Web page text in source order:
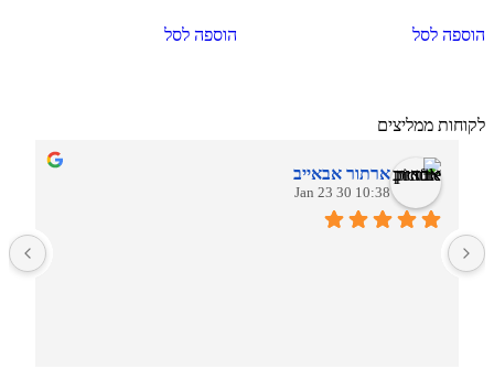
הוספה לסל הוספה לסל
לקוחות ממליצים
ארתור אבאייב
10:38 30 Jan 23